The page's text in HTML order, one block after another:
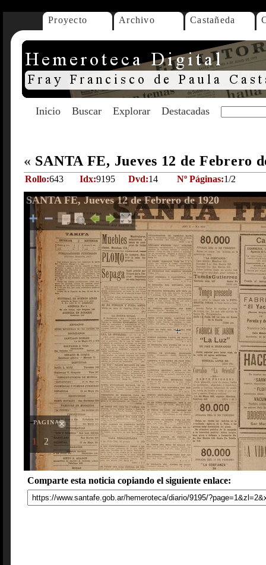
Proyecto Archivo Castañeda
Inicio Buscar Explorar Destacadas
« SANTA FE, Jueves 12 de Febrero
Rollo:643 Idx:9195 Dvd:14 Nº Páginas:1/2
SANTA FE, Jueves 12 de Febrero de 1920
PAGINAS
1 2
Comparte esta noticia copiando el siguiente enlace: